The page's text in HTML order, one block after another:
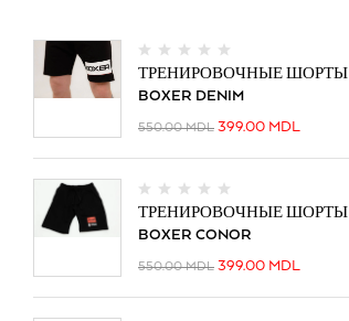
ТРЕНИРОВОЧНЫЕ ШОРТЫ
BOXER DENIM
550.00MDL 399.00 MDL
ТРЕНИРОВОЧНЫЕ ШОРТЫ
BOXER CONOR
550.00MDL 399.00 MDL